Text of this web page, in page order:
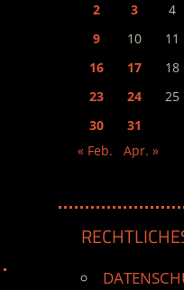
2
3 4
9
10 11
16
17 18
23
24 25
30
31
« Feb.
Apr. »